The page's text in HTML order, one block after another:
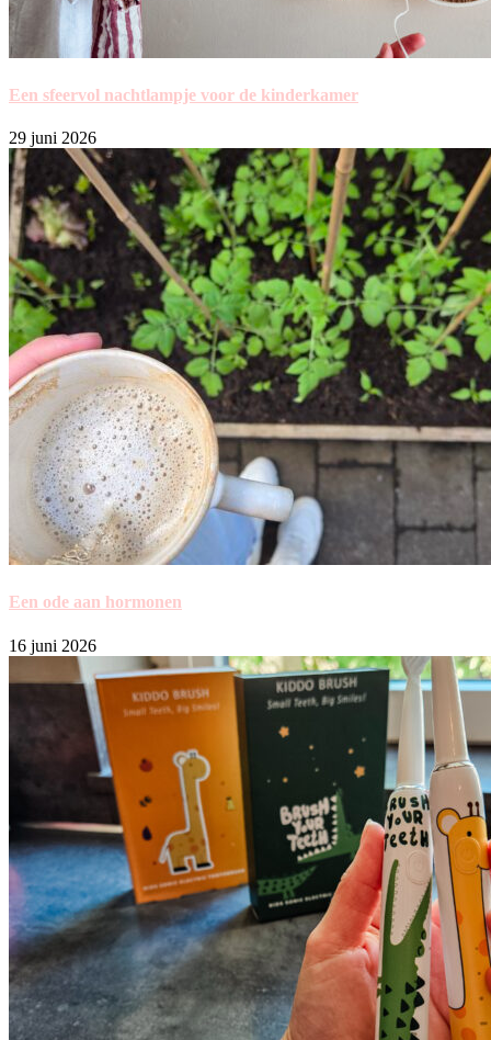
Een sfeervol nachtlampje voor de kinderkamer
29 juni 2026
Een ode aan hormonen
16 juni 2026